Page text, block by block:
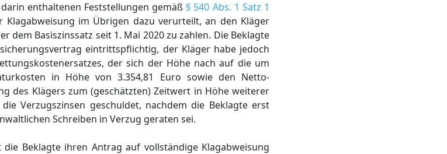
enthaltenen Feststellungen gemäß § 540 Abs. 1 Satz 1
im Übrigen dazu verurteilt, an den Kläger
dem Basiszinssatz seit 1. Mai 2020 zu zahlen. Die Beklagte
eintrittspflichtig, der Kläger habe jedoch
der sich der Höhe nach auf die um
in Höhe von 3.354,81 Euro sowie den Netto-
des Klägers zum (geschätzten) Zeitwert in Höhe weiterer
Verzugszinsen geschuldet, nachdem die Beklagte erst
Schreiben in Verzug geraten sei.
Beklagte ihren Antrag auf vollständige Klagabweisung